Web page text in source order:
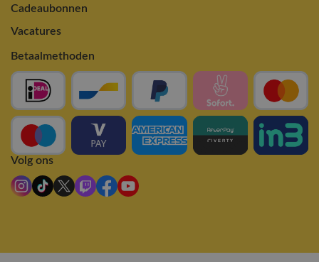
Cadeaubonnen
Vacatures
Betaalmethoden
Volg ons